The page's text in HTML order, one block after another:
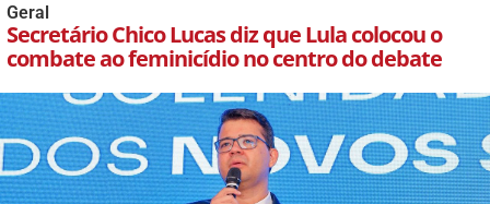
Geral
Secretário Chico Lucas diz que Lula colocou o
combate ao feminicídio no centro do debate